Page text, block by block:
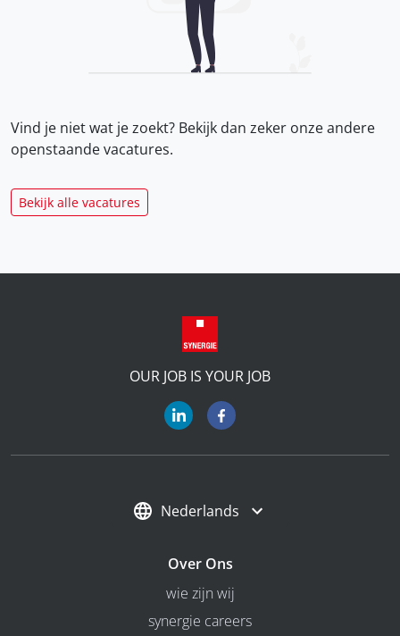
Vind je niet wat je zoekt? Bekijk dan zeker onzeandere
openstaande vacatures.
Bekijk alle vacatures
OUR JOB IS YOUR JOB
Nederlands
Over Ons
wie zijn wij
synergie careers